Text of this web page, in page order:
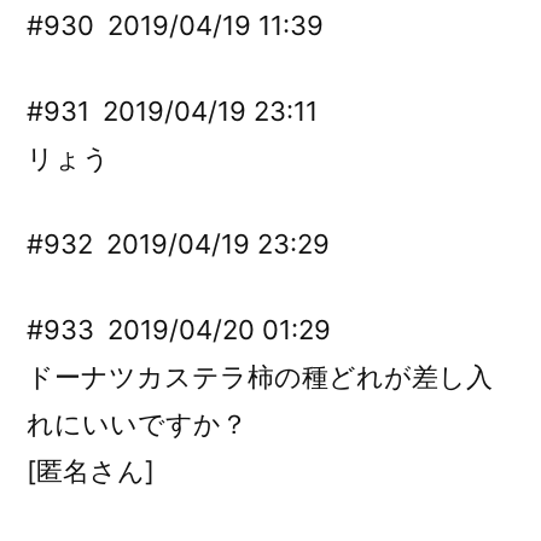
#930 2019/04/19 11:39
#931 2019/04/19 23:11
リょう
#932 2019/04/19 23:29
#933 2019/04/20 01:29
ドーナツカステラ柿の種どれが差し入
れにいいですか？
[匿名さん]